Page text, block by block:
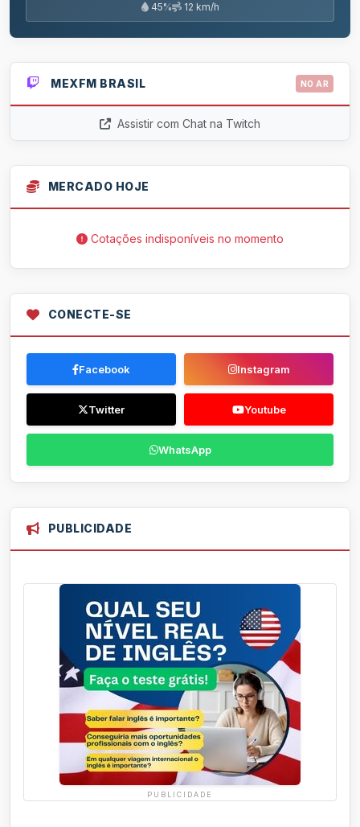
45% 12 km/h
MEXFM BRASIL NO AR
Assistir com Chat na Twitch
MERCADO HOJE
Cotações indisponíveis no momento
CONECTE-SE
Facebook Instagram
Twitter Youtube
WhatsApp
PUBLICIDADE
PUBLICIDADE